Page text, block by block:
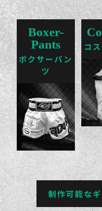
Boxer-
Pants
ボクサーパン
ツ
コ
制作可能な